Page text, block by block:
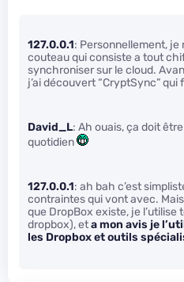
127.0.0.1: Personnellement,
couteau qui consiste a tout
synchroniser sur le cloud.
j’ai découvert “CryptSync” qui
David_L: Ah ouais, ça doit
quotidien
127.0.0.1: ah bah c’est
contraintes qui vont avec.
que DropBox existe, je l’utilise
dropbox), eta mon avis je
les Dropbox et outils